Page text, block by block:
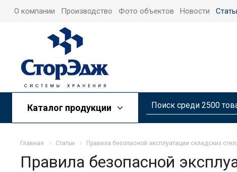
О компании Производство Фото объектов Новости
Каталог продукции
Главная Статьи Правила безопасной эксплуатации складских
Правила безопасной